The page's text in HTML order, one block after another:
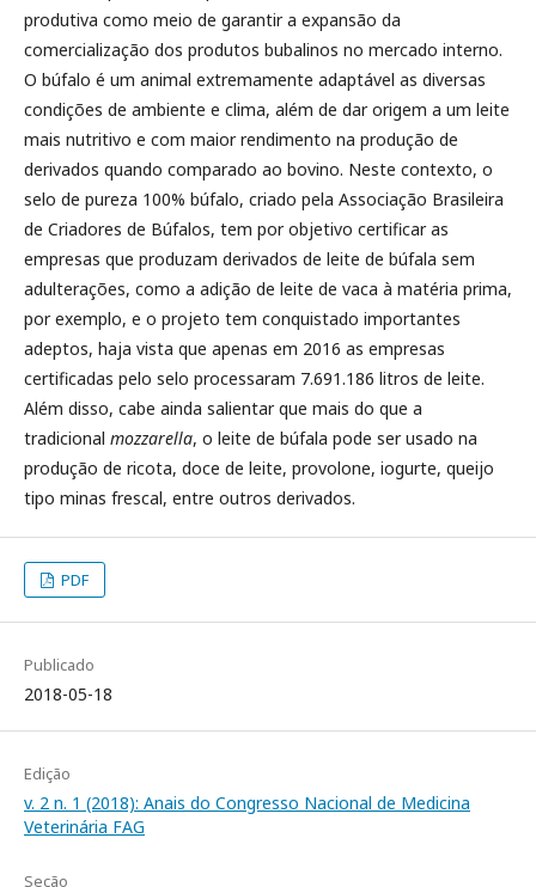
produtiva como meio de garantir a expansão da
comercialização dos produtos bubalinos no mercado interno.
O búfalo é um animal extremamente adaptável as diversas
condições de ambiente e clima, além de dar origem a um leite
mais nutritivo e com maior rendimento na produção de
derivados quando comparado ao bovino. Neste contexto, o
selo de pureza 100% búfalo, criado pela Associação Brasileira
de Criadores de Búfalos, tem por objetivo certificar as
empresas que produzam derivados de leite de búfala sem
adulterações, como a adição de leite de vaca à matéria prima,
por exemplo, e o projeto tem conquistado importantes
adeptos, haja vista que apenas em 2016 as empresas
certificadas pelo selo processaram 7.691.186 litros de leite.
Além disso, cabe ainda salientar que mais do que a
tradicional mozzarella, o leite de búfala pode ser usado na
produção de ricota, doce de leite, provolone, iogurte, queijo
tipo minas frescal, entre outros derivados.
PDF
Publicado
2018-05-18
Edição
v. 2 n. 1 (2018): Anais do Congresso Nacional de Medicina
Veterinária FAG
Seção